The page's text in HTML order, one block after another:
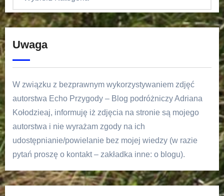
Uwaga
W związku z bezprawnym wykorzystywaniem zdjęć
autorstwa Echo Przygody – Blog podróżniczy Adriana
Kołodzieaj, informuję iż zdjęcia na stronie są mojego
autorstwa i nie wyrażam zgody na ich
udostępnianie/powielanie bez mojej wiedzy (w razie
pytań proszę o kontakt – zakładka inne: o blogu).